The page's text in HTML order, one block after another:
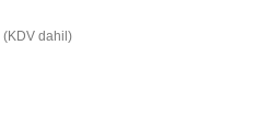
(KDV dahil)